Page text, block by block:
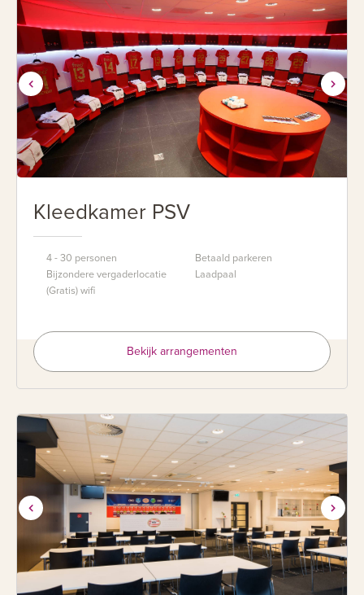
Kleedkamer PSV
4 - 30 personen
Bijzondere vergaderlocatie
(Gratis) wifi
Betaald parkeren
Laadpaal
Bekijk arrangementen